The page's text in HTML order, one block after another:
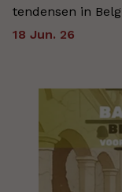
tendensen in
18 Jun. 26